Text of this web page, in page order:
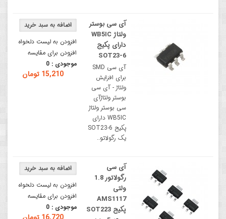
افزودن به لیست دلخواه
افزودن برای مقایسه
موجودی : 0
15,210 تومان
آی سی بوستر
ولتاژ WB5IC
دارای پکیج
SOT23-6
آی سی SMD
برای افزایش
ولتاژ - آی سی
بوستر ولتاژآی
سی بوستر ولتاژ
WB5IC دارای
پکیج SOT23-6
یک رگولاتو..
افزودن به لیست دلخواه
افزودن برای مقایسه
موجودی : 0
آی سی
رگولاتور 1.8
ولتی
AMS1117
پکیج SOT223